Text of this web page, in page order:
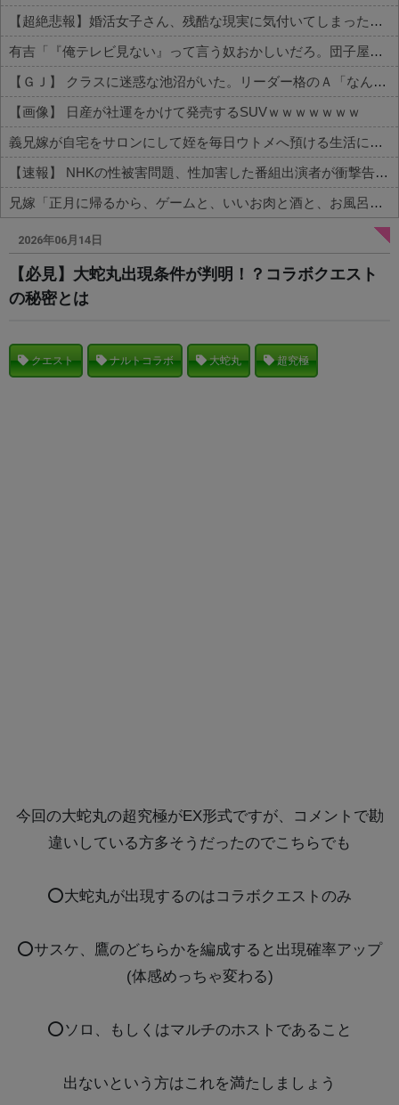
【超絶悲報】婚活女子さん、残酷な現実に気付いてしまった結果…
有吉「『俺テレビ見ない』って言う奴おかしいだろ。団子屋で『団子食べない』って言うか？」
【ＧＪ】 クラスに迷惑な池沼がいた。リーダー格のＡ「なんで支援学級に入れないんですか？」先生「背の高い低いと同じで、これも個性なの！差別は...
【画像】 日産が社運をかけて発売するSUVｗｗｗｗｗｗｗ
義兄嫁が自宅をサロンにして姪を毎日ウトメへ預ける生活に。数年後、そのツケが一気に回ってきて…
【速報】 NHKの性被害問題、性加害した番組出演者が衝撃告白！
兄嫁「正月に帰るから、ゲームと、いいお肉と酒と、お風呂グッズの準備しとけよ」寝起きの私「知るかボケ」兄嫁「キィィィィー！！！！」私「あ…」
Powered by livedoor 相互RSS
2026年06月14日
【必見】大蛇丸出現条件が判明！？コラボクエスト
の秘密とは
クエスト ナルトコラボ 大蛇丸 超究極
今回の大蛇丸の超究極がEX形式ですが、コメントで勘
違いしている方多そうだったのでこちらでも
⭕️大蛇丸が出現するのはコラボクエストのみ
⭕️サスケ、鷹のどちらかを編成すると出現確率アップ
(体感めっちゃ変わる)
⭕️ソロ、もしくはマルチのホストであること
出ないという方はこれを満たしましょう